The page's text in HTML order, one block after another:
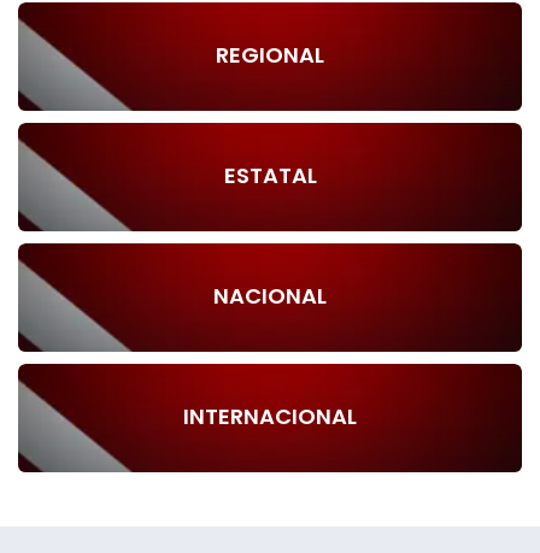
REGIONAL
ESTATAL
NACIONAL
INTERNACIONAL